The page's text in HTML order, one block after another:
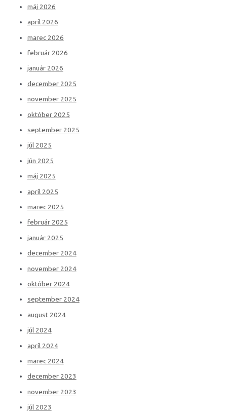
máj 2026
apríl 2026
marec 2026
február 2026
január 2026
december 2025
november 2025
október 2025
september 2025
júl 2025
jún 2025
máj 2025
apríl 2025
marec 2025
február 2025
január 2025
december 2024
november 2024
október 2024
september 2024
august 2024
júl 2024
apríl 2024
marec 2024
december 2023
november 2023
júl 2023